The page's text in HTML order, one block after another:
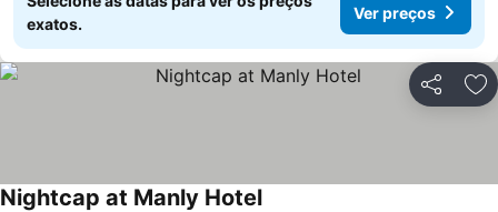
exatos.
Ver preços
Partilhar
Nightcap at Manly Hotel